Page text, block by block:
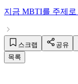
지금 MBTI를 주제로
스크랩 공유
목록